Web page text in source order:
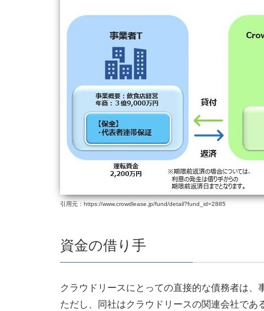
引用元：https://www.crowdlease.jp/fund/detail?fund_id=2885
資金の借り手
クラウドリースにとっての直接的な債務者は、
ただし、同社はクラウドリースの関連会社であ